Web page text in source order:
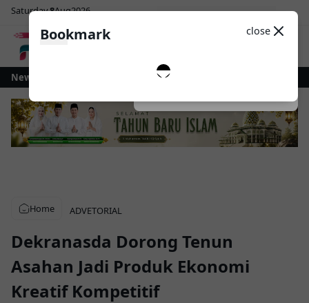
Saturday8Aug2026
Light
News
Kotamobagu Gelontorkan Rp1 Miliar untuk Revitalisasi Alun-Alun Paloko
Home ADVETORIAL
Dekranasda Dorong Tenun
Asahan Jadi Produk Ekonomi
Kreatif Kompetitif
Bookmark close